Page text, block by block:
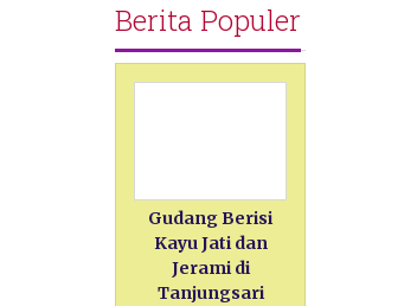
Berita Populer
Gudang Berisi
Kayu Jati dan
Jerami di
Tanjungsari